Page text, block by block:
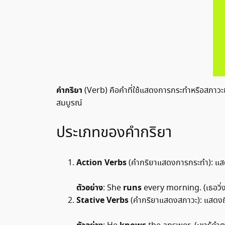
คำกริยา (Verb) คือคำที่ใช้แสดงการกระทำหรือสภาว
สมบูรณ์
ประเภทของคำกริยา
Action Verbs(คำกริยาแสดงการกระทำ):
ตัวอย่าง: She runs every morning. (เธอวิ่
Stative Verbs(คำกริยาแสดงสภาวะ): แสด